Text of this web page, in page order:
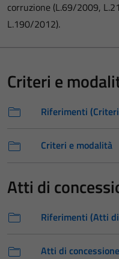
corruzione (L.69/2009,
L.190/2012).
Criteri e
Riferimenti
Criteri e modalità
Atti di
Riferimenti (Atti
Atti di concessione